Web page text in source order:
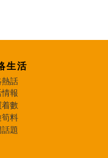
生活
熱話
報
着數
筍料
題